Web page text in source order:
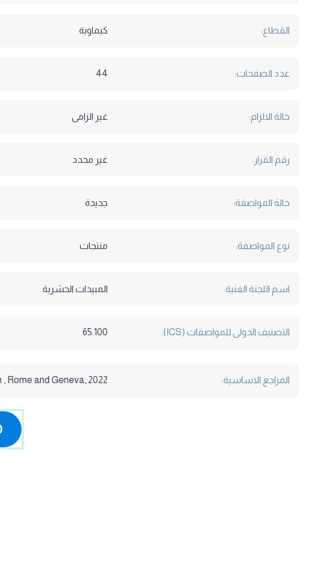
القطاع: كيماوية
عدد الصفحات: 44
حالة الالزام: غير الزامى
رقم القرار: غير محدد
حالة المواصفة: جديدة
نوع المواصفة: منتجات
اسم اللجنة الفنية: المبيدات الحشرية
التصنيف الدولى للمواصفات (ICS): 65.100
المراجع الاساسية: Rome and Geneva, 2022